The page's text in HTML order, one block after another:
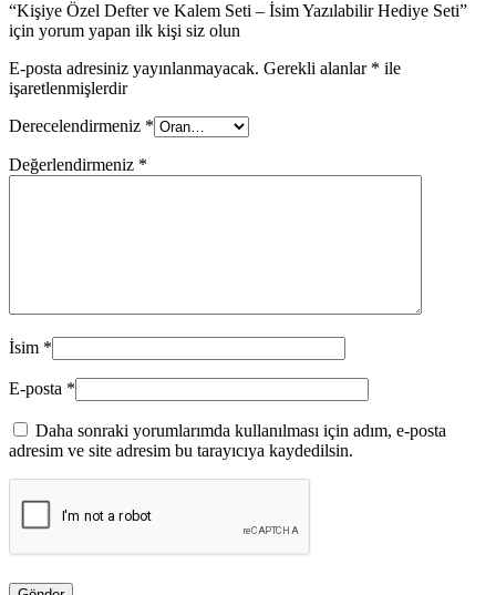
“Kişiye Özel Defter ve Kalem Seti – İsim Yazılabilir Hediye Seti”
için yorum yapan ilk kişi siz olun
E-posta adresiniz yayınlanmayacak. Gerekli alanlar * ile
işaretlenmişlerdir
Derecelendirmeniz *
Değerlendirmeniz *
İsim *
E-posta *
Daha sonraki yorumlarımda kullanılması için adım, e-posta
adresim ve site adresim bu tarayıcıya kaydedilsin.